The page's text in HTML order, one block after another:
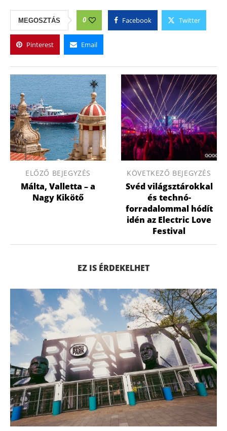
MEGOSZTÁS 0 Facebook Twitter
Pinterest Email
ELŐZŐ BEJEGYZÉS
Málta, Valletta – a
Nagy Kikötő
KÖVETKEZŐ BEJEGYZÉS
Svéd világsztárokkal
és technó-
forradalommal hódít
idén az Electric Love
Festival
EZ IS ÉRDEKELHET